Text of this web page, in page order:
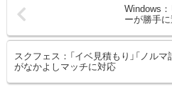
Windows：
ーが勝手
スクフェス：「イベ見積もり」「ノルマ
がなかよしマッチに対応